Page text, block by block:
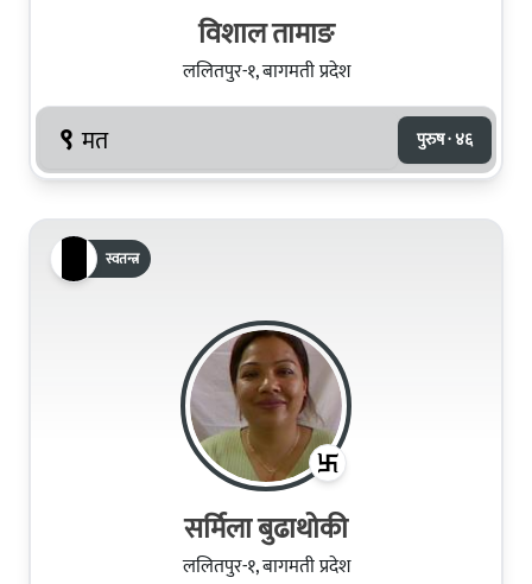
विशाल तामाङ
ललितपुर-१, बागमती प्रदेश
९ मत पुरुष · ४६
स्वतन्त्र
सर्मिला बुढाथोकी
ललितपुर-१, बागमती प्रदेश